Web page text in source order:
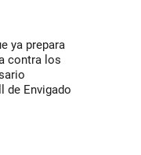
ya prepara
contra los
de Envigado